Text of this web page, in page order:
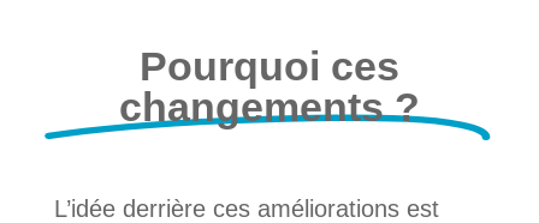
Pourquoi ces
changements ?
L’idée derrière ces améliorations est